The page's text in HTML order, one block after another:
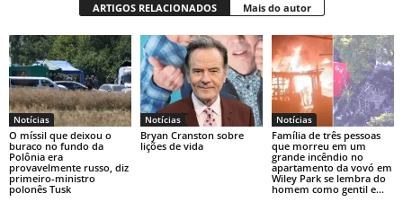
ARTIGOS RELACIONADOS Mais do autor
Notícias
O míssil que deixou o
buraco no fundo da
Polônia era
provavelmente russo, diz
primeiro-ministro
polonês Tusk
Notícias
Bryan Cranston sobre
lições de vida
Notícias
Família de três pessoas
que morreu em um
grande incêndio no
apartamento da vovó em
Wiley Park se lembra do
homem como gentil e...